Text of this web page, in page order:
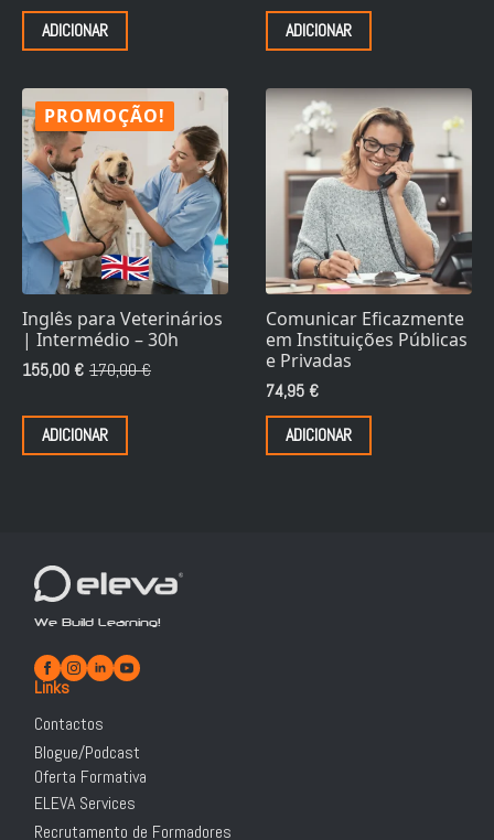
ADICIONAR
ADICIONAR
PROMOÇÃO!
Inglês para Veterinários
| Intermédio – 30h
170,00€
O
original
era:
170,00 €.
155,00 €
O
atual
155,00 €.
ADICIONAR
Comunicar Eficazmente
em Instituições Públicas
e Privadas
74,95 €
ADICIONAR
We Build Learning!
Links
Contactos
Blogue/Podcast
Oferta Formativa
ELEVA Services
Recrutamento de Formadores